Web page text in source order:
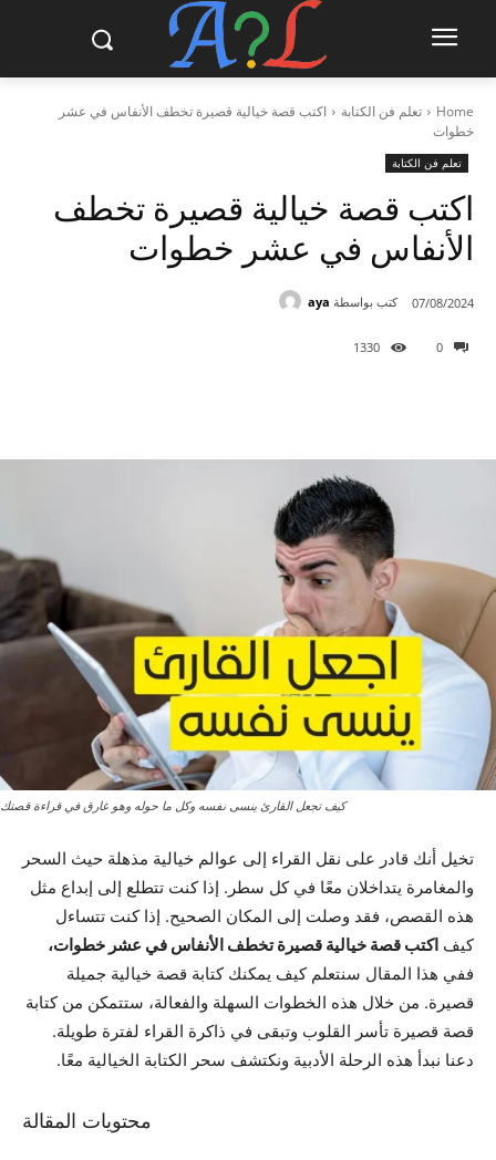
Home تعلم فن الكتابة
اكتب قصة خيالية قصيرة تخطف الأنفاس في عشر
خطوات
تعلم فن الكتابة
اكتب قصة خيالية قصيرة تخطف
الأنفاس في عشر خطوات
0
1330
07/08/2024 كتب بواسطة aya
كيف تجعل القارئ ينسى نفسه وكل ما حوله وهو غارق في قراءة قصتك
تخيل أنك قادر على نقل القراء إلى عوالم خيالية مذهلة حيث السحر
والمغامرة يتداخلان معًا في كل سطر. إذا كنت تتطلع إلى إبداع مثل
هذه القصص، فقد وصلت إلى المكان الصحيح. إذا كنت تتساءل
كيف اكتب قصة خيالية قصيرة تخطف الأنفاس في عشر خطوات،
ففي هذا المقال سنتعلم كيف يمكنك كتابة قصة خيالية جميلة
قصيرة. من خلال هذه الخطوات السهلة والفعالة، ستتمكن من كتابة
قصة قصيرة تأسر القلوب وتبقى في ذاكرة القراء لفترة طويلة.
دعنا نبدأ هذه الرحلة الأدبية ونكتشف سحر الكتابة الخيالية معًا.
محتويات المقالة